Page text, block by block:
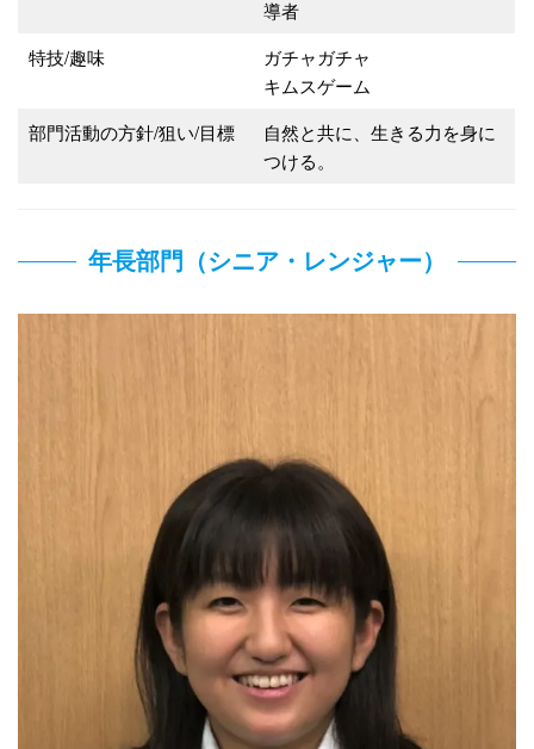
導者
特技/趣味
ガチャガチャ
キムスゲーム
部門活動の方針/狙い/目標
自然と共に、生きる力を身に
つける。
年長部門（シニア・レンジャー）